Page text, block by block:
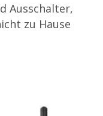
Ausschalter,
zu Hause